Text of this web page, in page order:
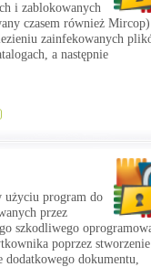
i zablokowanych
czasem również
zainfekowanych
a następnie
program do
przez
szkodliwego
poprzez stworzenie
dodatkowego dokumentu,